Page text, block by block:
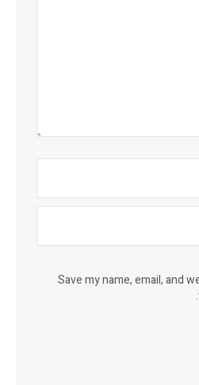
Save my name, email, and